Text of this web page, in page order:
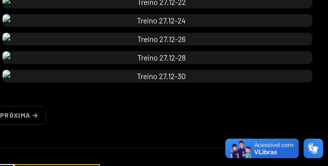
PRÓXIMA →